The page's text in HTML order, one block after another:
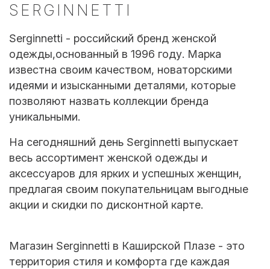
SERGINNETTI
Serginnetti - российский бренд женской
одежды,основанный в 1996 году. Марка
известна своим качеством, новаторскими
идеями и изысканными деталями, которые
позволяют назвать коллекции бренда
уникальными.
На сегодняшний день Serginnetti выпускает
весь ассортимент женской одежды и
аксессуаров для ярких и успешных женщин,
предлагая своим покупательницам выгодные
акции и скидки по дисконтной карте.
Магазин Serginnetti в Каширской Плазе - это
территория стиля и комфорта где каждая